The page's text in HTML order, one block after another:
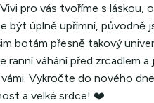
pro vás tvoříme s
být úplně upřímní, původně
botám přesně takový
ranní váhání před zrcadlem
Vykročte do nového
a velké srdce! ❤️